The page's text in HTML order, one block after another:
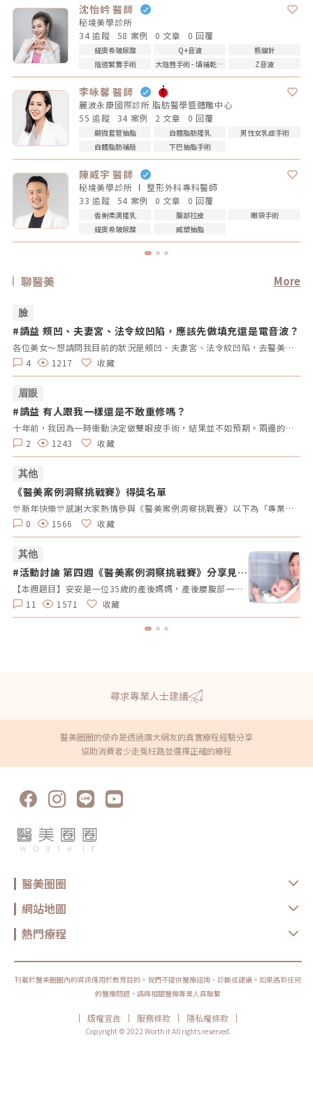
沈怡岒 醫師
秘境美學診所
34 追蹤
58 案例 0 文章 0 回覆
緹奧希玻尿酸 Q+音波
熊貓針
陰道緊實手術
大陰唇手術 - 填補乾扁皺摺 Z音波
李咏馨 醫師
麗波永康國際診所 脂肪醫學暨體雕中心
55 追蹤
34 案例 2 文章 0 回覆
顯微套管抽脂 自體脂肪隆乳
男性女乳症手術
自體脂肪補臉
下巴抽脂手術
陳威宇 醫師
秘境美學診所 整形外科專科醫師
33 追蹤
54 案例 0 文章 0 回覆
香榭柔滴隆乳 腹部拉皮
眼袋手術
緹奧希玻尿酸
威塑抽脂
聊醫美 More
臉
#請益 頰凹、夫妻宮、法令紋凹陷，應該先做填充還是電音波？
各位美女～想請問我目前的狀況是頰凹、夫妻宮、法令紋凹陷，去醫美診所諮詢，他是建議我電音波也要做，但療程下來要20萬左右，目前最困擾的是法令紋>頰凹>夫妻宮是先填充完再打電波嗎？還是先打電波再填充呢～～Â
4
1217 收藏
眉眼
#請益 有人跟我一樣還是不敢重修嗎？
十年前，我因為一時衝動決定做雙眼皮手術，結果並不如預期。兩邊的效果不對稱，一邊提了眼肌，一邊沒有。當時醫生說割寬一點會比較好看，但十年過去了，腫脹雖然消了，可是眼皮開始下垂，又讓我動了重修的念頭。但每次想到重修的風險、可能的失敗，以及花費，我就遲遲不敢行動。尤其看到一些人分享重修失敗的經驗，真的讓人害怕。現在的我，既想改善，又擔心失敗後會更加自卑。我很好奇，有沒有其他人也曾經面臨過類似的困擾？是什麼讓你們猶豫不決？是風險、費用，還是其他原因？這樣的修改方式更為自然，邀請大家分享自己的經歷和想法，而不是直接要求他們回答特定的問題。這樣可以讓討論更為自由和友好。
2
1243 收藏
其他
《醫美案例洞察挑戰賽》得獎名單
🎊新年快樂🎊感謝大家熱情參與《醫美案例洞察挑戰賽》以下為「專業評論獎得獎名單」、「活躍參與獎得獎者」及 「推薦好友獲獎者」！獎項將於 02/10（一）前陸續發放，請得獎者耐心等待小編通知💌還沒加入醫美圈圈官方LINE的朋友，記得趕快加入哦💖「點我加入醫美圈圈官方LINE」📢未來我們將舉辦更多有趣的活動，請持續關注，和我們一起探索醫美新知，解鎖更多驚喜獎勵✨ 專業評論獎《7-11購物金50元》 第一週得獎者 第二週得獎者 第三週得獎者 第四週得獎者 五 Timmy Cai 仁者 秦先生 Alita patty Er Yu 昱慧 Jenny T 仁者 秦先生 Er Yu Er Yu Er Yu Jenny T 仁者 仁者 秦先生 Alita Alita 秦先生 fff 小玲 Benson fff Lynnn Iris H MK 五 Jenny T fff 軒軒 軒軒 Chaowei Lynnn Jenny T Lynnn Alita Kimiko 活躍參與獎得獎者《7-11購物金100元》 仁者 Er Yu 秦先生 Alita 小玲 Jenny T Lynnn fff 推薦好友得獎者 獲得獎勵 仁者 LINE Points 10 點數 軒軒 LINE Points 5 點數 Chaowei LINE Points 10 點數
0
1566 收藏
其他
#活動討論 第四週《醫美案例洞察挑戰賽》分享見解
拿好禮
【本週題目】安安是一位35歲的產後媽媽，產後腰腹部一直瘦不回去，她希望透過非侵入性的療程讓曲線回到產前的狀態。由於對疼痛較為敏感，她希望能選擇舒適度高的療程。請大家幫安安媽咪推薦適合的療程，幫助她輕鬆找回青春緊緻的身材線條。【本週活動時間】01 / 27（一）AM09:00 - 02 / 02（日） PM23:59【活動獎勵】 專業評論獎《7-11購物金50元》抽10名會員 推薦好友留言送《LINE Points 5點數》每人推薦好友上限2人【活動方式】 活動期間每週一AM09:00將在在討論區發布一個模擬的醫美案例。案例包含患者的需求、問題描述。會員需根據案例情境進行分析，並針對該案例提供建議或解決方案。可以提出不同的治療選項、分析治療結果，或者分享相關經驗。每位會員的回應需具體、實用。 官方將根據會員的回應品質來優先評選出「專業評論獎」，這些留言者將優先納入抽獎範圍，以提升其被抽中的機會。留言中若包含分析、建議或醫美知識等。 避免重複、抄襲回覆其他參與者，或發表與前後留言無關的內容。如「同意」、「好棒」等，將不計入抽獎資格。 當週活動的留言截止時間為每週日 23:59。經核對符合活動規範的留言後，將於2025 / 02 / 03（一）統一抽出每週 10 名幸運得主，並另在討論區公布得獎名單。 乙組會員帳號於當週活動僅限留言乙次。 會員連續4週參與《醫美案例洞察》活動者，將有額外抽「活躍參與獎」的機會，可獲得「7-11購物金100元」作為獎勵。【推薦好友留言送】 活動期間，推薦朋友至每週主題活動討論區留言，每成功推薦 1 人可額外獲得「LINE Points 5 點數」。每人最多可推薦 2 人，超過 2 人則無法再獲得額外獎勵。 若多人推薦同一位朋友，獎勵將優先發放給第一位完成回報資料並經核對無誤的推薦者，其他推薦者將不予發放獎勵。此外，若推薦的好友未參與留言，則該推薦視為無效，將不予發放獎勳。 推薦人需確認好友已完成留言，並於2025 / 02 / 02（日）23:59前加入「醫美圈圈官方LINE」，點選LINE圖文選單中的【推薦好友加入】填妥推薦好友問卷資料後提交。 若發現參加者有不當行為，包括使用假帳戶、重複推薦、內容不符合規定或其他影響活動公平性的行為，主辦方保留取消參與資格及不發放獎勵的權利。 所有推薦資料需於2025 / 02 / 02（日）23:59前提交，逾期將視為放棄獎勵資格。 所有推薦資料提交後，官方將進行核對與統計，核對無誤者，「LINE Points 5點數」統一於2025/02/10（一）23:59前陸續發放完畢。如因資料填寫錯誤或未在指定時間內提交而無法核對，恕不補發。<<<點我看更多活動詳情>>
11
1571 收藏
尋求專業人士建議
醫美圈圈的使命是透過廣大網友的真實療程經驗分享
協助消費者少走冤枉路並選擇正確的療程
醫美圈圈
網站地圖
熱門療程
刊載於醫美圈圈內的資訊僅用於教育目的。我們不提供醫療諮詢、診斷或建議。如果遇到任何
的醫療問題，請與相關醫療專業人員聯繫
| 版權宣告 | 服務條款 | 隱私權條款
|
Copyright © 2022 Worth it All rights reserved.